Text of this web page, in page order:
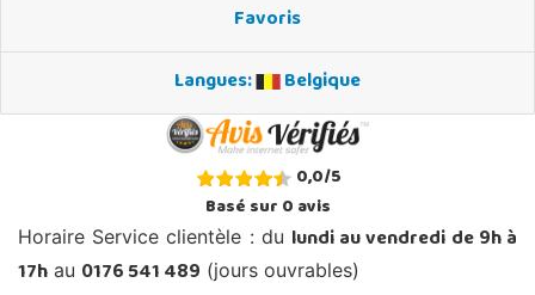
Favoris
Langues:
Belgique
0,0/5
Basé sur0avis
Horaire Service clientèle : du lundi au vendredi de 9h à
17h au 0176 541 489 (jours ouvrables)